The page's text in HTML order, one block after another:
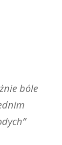
bóle